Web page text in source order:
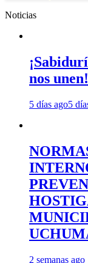
Noticias
nos unen!
5 días ago5
2 semanas ago